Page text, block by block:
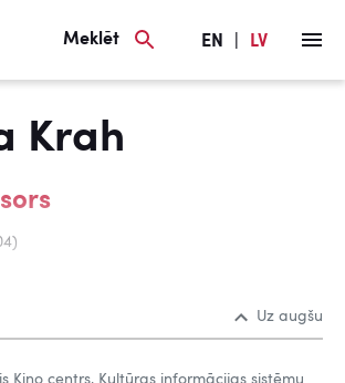
Meklēt EN LV
Krah
Uz augšu
Kino centrs, Kultūras informācijas sistēmu